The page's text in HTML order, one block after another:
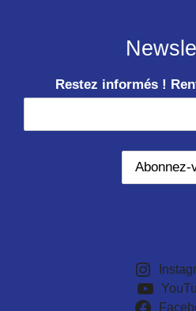
Restez informés !